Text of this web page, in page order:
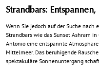
Strandbars:
Wenn Sie jedoch auf der Suche
Strandbars wie das Sunset Ashram
Antonio eine entspannte
Mittelmeer. Das beruhigende
spektakuläre Sonnenuntergang